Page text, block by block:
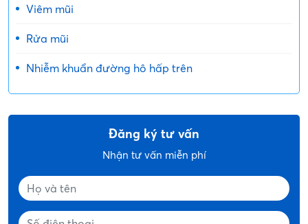
Viêm mũi
Rửa mũi
Nhiễm khuẩn đường hô hấp trên
Đăng ký tư vấn
Nhận tư vấn miễn phí